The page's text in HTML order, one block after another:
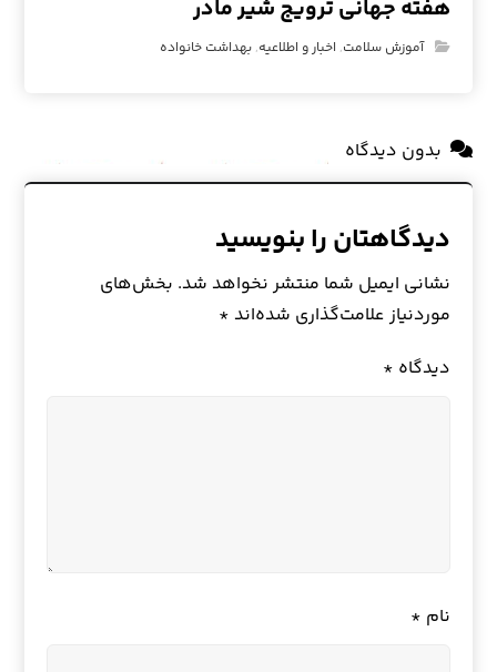
هفته جهانی ترویج شیر مادر
آموزش سلامت, اخبار و اطلاعیه,بهداشت خانواده
بدون دیدگاه
دیدگاهتان را بنویسید
نشانی ایمیل شما منتشر نخواهد شد. بخش‌های
موردنیاز علامت‌گذاری شده‌اند *
دیدگاه *
نام *